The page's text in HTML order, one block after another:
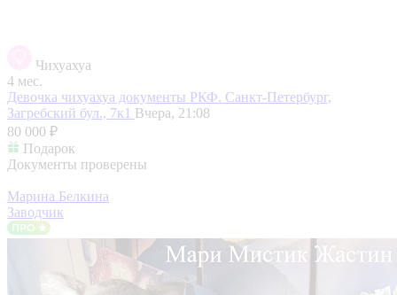
Чихуахуа
4 мес.
Девочка чихуахуа документы РКФ. Санкт-Петербург,
Загребский бул., 7к1 Вчера, 21:08
80 000 ₽
Подарок
Документы проверены
Марина Белкина
Заводчик